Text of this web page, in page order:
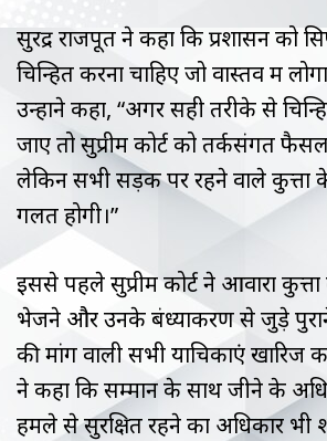
सुरेंद्र राजपूत ने कहा कि प्रशासन को
चिन्हित करना चाहिए जो वास्तव में
उन्होंने कहा, “अगर सही तरीके से
जाए तो सुप्रीम कोर्ट को तर्कसंगत
लेकिन सभी सड़क पर रहने वाले कुत्तों
गलत होगी।”
इससे पहले सुप्रीम कोर्ट ने आवारा
भेजने और उनके बंध्याकरण से जुड़े
की मांग वाली सभी याचिकाएं खारिज
ने कहा कि सम्मान के साथ जीने के
हमले से सुरक्षित रहने का अधिकार भी